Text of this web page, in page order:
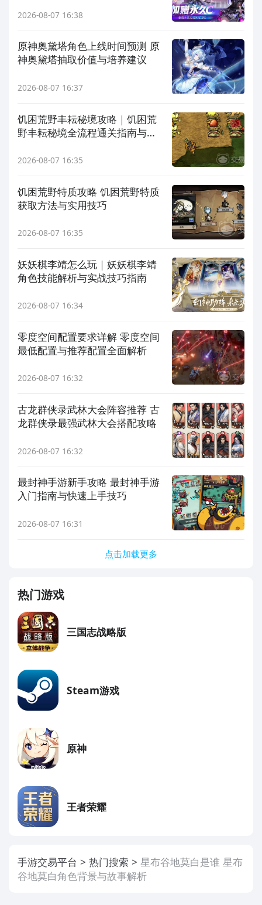
2026-08-07 16:38
原神奥黛塔角色上线时间预测 原
神奥黛塔抽取价值与培养建议
2026-08-07 16:37
饥困荒野丰耘秘境攻略｜饥困荒
野丰耘秘境全流程通关指南与资
2026-08-07 16:35
饥困荒野特质攻略 饥困荒野特质
获取方法与实用技巧
2026-08-07 16:35
妖妖棋李靖怎么玩｜妖妖棋李靖
角色技能解析与实战技巧指南
2026-08-07 16:34
零度空间配置要求详解 零度空间
最低配置与推荐配置全面解析
2026-08-07 16:32
古龙群侠录武林大会阵容推荐 古
龙群侠录最强武林大会搭配攻略
2026-08-07 16:32
最封神手游新手攻略 最封神手游
入门指南与快速上手技巧
2026-08-07 16:31
点击加载更多
热门游戏
三国志战略版
Steam游戏
原神
王者荣耀
手游交易平台 热门搜索
星布谷地莫白是谁 星布
谷地莫白角色背景与故事解析